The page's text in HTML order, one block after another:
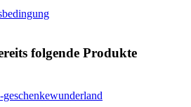
folgende Produkte